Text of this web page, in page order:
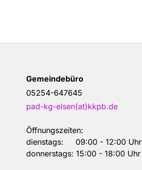
Gemeindebüro
05254-647645
pad-kg-elsen(at)kkpb.de
Öffnungszeiten:
dienstags: 09:00 - 12:00 Uhr
donnerstags: 15:00 - 18:00 Uhr